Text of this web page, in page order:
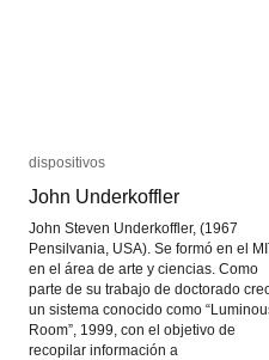
dispositivos
John Underkoffler
John Steven Underkoffler, (1967
Pensilvania, USA). Se formó en el
en el área de arte y ciencias. Como
parte de su trabajo de doctorado
un sistema conocido como
Room”, 1999, con el objetivo de
recopilar información a
dispositivos
John Underkoffler